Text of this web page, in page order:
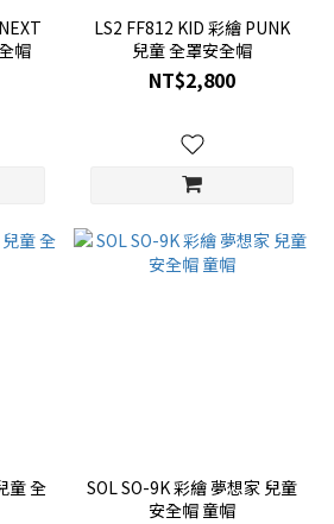
帽
LS2 FF812 KID 彩繪 PUNK
兒童 全罩安全帽
NT$2,800
童 全
SOL SO-9K 彩繪 夢想家 兒童
安全帽 童帽